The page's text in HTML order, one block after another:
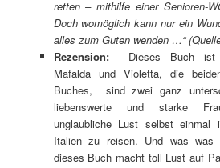
retten – mithilfe einer Senioren-
Doch womöglich kann nur ein
alles zum Guten wenden …“
Rezension:
Dieses Buch ist
Mafalda und Violetta, die
Buches, sind zwei ganz
liebenswerte und starke
unglaubliche Lust selbst
Italien zu reisen. Und was was
dieses Buch macht toll Lust auf